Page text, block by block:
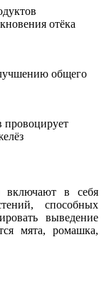
отёка
общего
провоцирует
включают в себя
способных
выведение
мята, ромашка,